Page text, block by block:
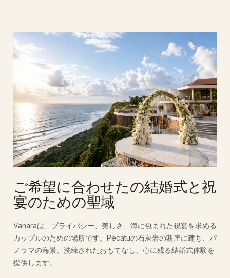
ご希望に合わせたの結婚式と祝
宴のための聖域
Vanaraは、プライバシー、美しさ、海に包まれた祝宴を求める
カップルのための場所です。Pecatuの石灰岩の断崖に建ち、パ
ノラマの海景、洗練されたおもてなし、心に残る結婚式体験を
提供します。